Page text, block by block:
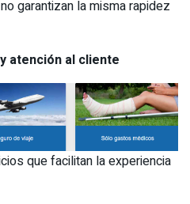
garantizan la misma rapidez
atención al cliente
que facilitan la experiencia